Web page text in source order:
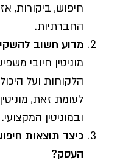
חיפוש, ביקורות,
החברתיות.
מדוע חשוב
מוניטין חיובי
הלקוחות ועל
לעומת זאת,
ובמוניטין המקצועי.
כיצד תוצאות
העסק?